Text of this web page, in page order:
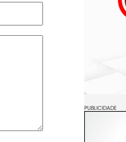
PUBLICIDADE